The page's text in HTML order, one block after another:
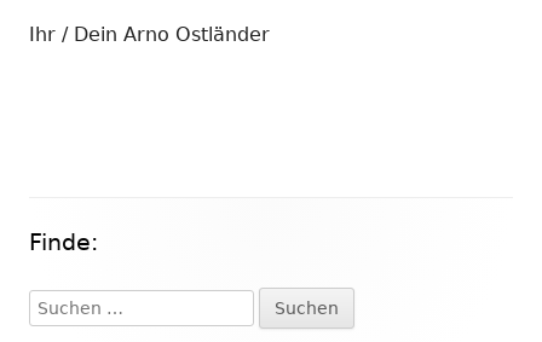
Ihr / Dein Arno Ostländer
Haupt-
Seitenleiste
Finde:
Suchen
nach: